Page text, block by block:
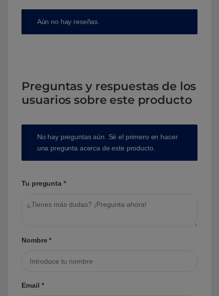
Aún no hay reseñas.
Preguntas y respuestas de los
usuarios sobre este producto
No hay preguntas aún. Sé el primero en hacer
una pregunta acerca de este producto.
Tu pregunta *
Nombre*
Email *